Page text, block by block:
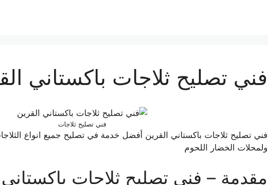
فني تصليح ثلاجات باكستاني
فني تصليح ثلاجات
فني تصليح ثلاجات باكستاني القرين أفضل خدمة في تصليح جميع انواع
ولمحلات الخضار اللحوم
مقدمة – فني تصليح ثلاجات باكستاني